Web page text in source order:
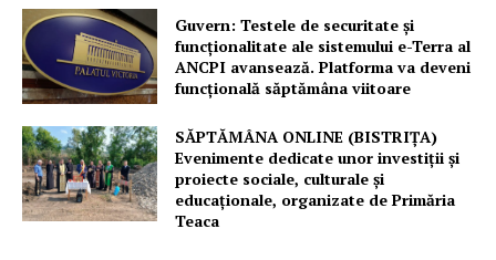
Guvern: Testele de securitate și
funcționalitate ale sistemului e-Terra al
ANCPI avansează. Platforma va deveni
funcțională săptămâna viitoare
SĂPTĂMÂNA ONLINE (BISTRIȚA)
Evenimente dedicate unor investiții și
proiecte sociale, culturale și
educaționale, organizate de Primăria
Teaca